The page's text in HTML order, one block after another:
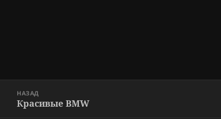
записям
НАЗАД
Предыдущая
Красивые BMW